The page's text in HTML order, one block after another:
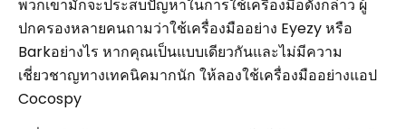
พวกเขามักจะประสบปัญหาในการใช้เครื่องมือดังกล่าว ผู้
ปกครองหลายคนถามว่าใช้เครื่องมืออย่าง Eyezy หรือ
Barkอย่างไร หากคุณเป็นแบบเดียวกันและไม่มีความ
เชี่ยวชาญทางเทคนิคมากนัก ให้ลองใช้เครื่องมืออย่างแอป
Cocospy